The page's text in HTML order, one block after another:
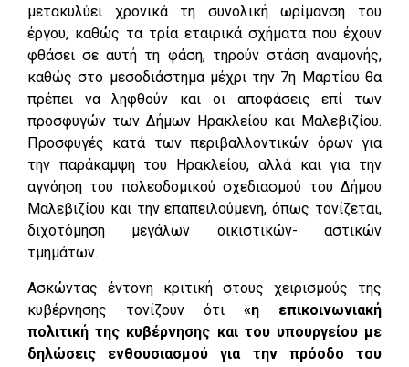
μετακυλύει χρονικά τη συνολική ωρίμανση του
έργου, καθώς τα τρία εταιρικά σχήματα που έχουν
φθάσει σε αυτή τη φάση, τηρούν στάση αναμονής,
καθώς στο μεσοδιάστημα μέχρι την 7η Μαρτίου θα
πρέπει να ληφθούν και οι αποφάσεις επί των
προσφυγών των Δήμων Ηρακλείου και Μαλεβιζίου.
Προσφυγές κατά των περιβαλλοντικών όρων για
την παράκαμψη του Ηρακλείου, αλλά και για την
αγνόηση του πολεοδομικού σχεδιασμού του Δήμου
Μαλεβιζίου και την επαπειλούμενη, όπως τονίζεται,
διχοτόμηση μεγάλων οικιστικών- αστικών
τμημάτων.
Ασκώντας έντονη κριτική στους χειρισμούς της
κυβέρνησης τονίζουν ότι «η επικοινωνιακή
πολιτική της κυβέρνησης και του υπουργείου με
δηλώσεις ενθουσιασμού για την πρόοδο του